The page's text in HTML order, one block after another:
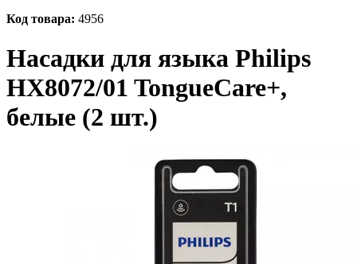
Код товара: 4956
Насадки для языка Philips
HX8072/01 TongueCare+,
белые (2 шт.)